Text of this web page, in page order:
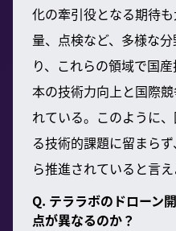
化の牽引役となる期待
量、点検など、多様な
り、これらの領域で国
本の技術力向上と国際
れている。このように
る技術的課題に留まら
ら推進されていると言え
Q. テララボのドローン
点が異なるのか？